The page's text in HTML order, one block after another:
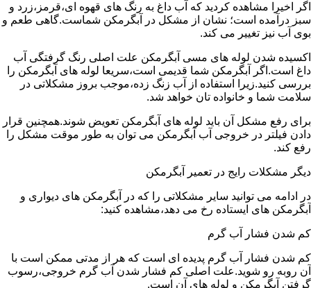
اگر اخیرا مشاهده کردید که آب داغ به رنگ های قهوه ای،قرمز،زرد و
سبز درآمده است؛ نشان از مشکل در آبگرمکن شماست.گاهی طعم و
بوی آب نیز تغییر می کند.
اکسیده شدن لوله های مسی آبگرمکن علت اصلی رنگ گرفتگی آب
داغ است.اگر آبگرمکن شما قدیمی است،سریعا لوله های آبگرمکن را
بررسی کنید.زیرا استفاده از آب زنگ زده،موجب بروز مشکلاتی در
سلامت شما و خانواده تان خواهد شد.
برای رفع مشکل آن باید لوله های آبگرمکن تعویض شوند.همچنین قرار
دادن فیلتر در خروجی آب آبگرمکن می توان به طور موقت مشکل را
رفع کند.
دیگر مشکلات رایج در تعمیر آبگرمکن
در ادامه می توانید سایر مشکلاتی را که در آبگرمکن های دیواری و
آبگرمکن های ایستاده رخ می دهد،مشاهده کنید:
کم شدن فشار آب گرم
کم شدن فشار آب گرم پدیده ای است که هر از مدتی ممکن است با
آن روبه رو شوید.علت اصلی کم فشار شدن آب گرم خروجی،رسوب
گرفتن آبگرمکن و لوله های آن است.